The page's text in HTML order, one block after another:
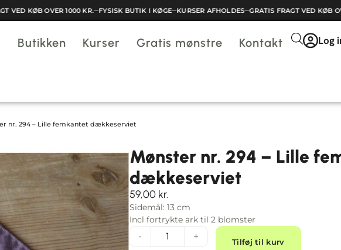
VED KØB OVER 1000 KR.─FYSISK BUTIK I KØGE─KURSER AFHOLDES─GRATIS FRAGT VED KØB
Butikken Kurser Gratis mønstre Kontakt Log
nr. 294 – Lille femkantet dækkeserviet
Mønster nr. 294 – Lille
dækkeserviet
59,00 kr.
Sidemål: 13 cm
Incl fortrykte ark til 2 blomster
- + Tilføj til kurv